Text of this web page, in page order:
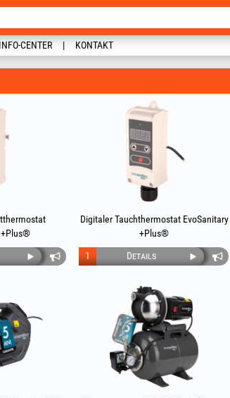
INFO-CENTER KONTAKT
+Plus®
Digitaler Tauchthermostat EvoSanitary
+Plus®
Details
1